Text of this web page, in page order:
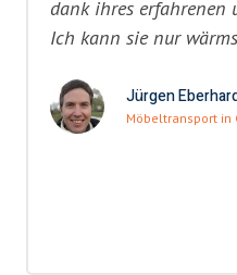
dank ihres erfahrenen
Ich kann sie nur
Jürgen
Möbeltransport in